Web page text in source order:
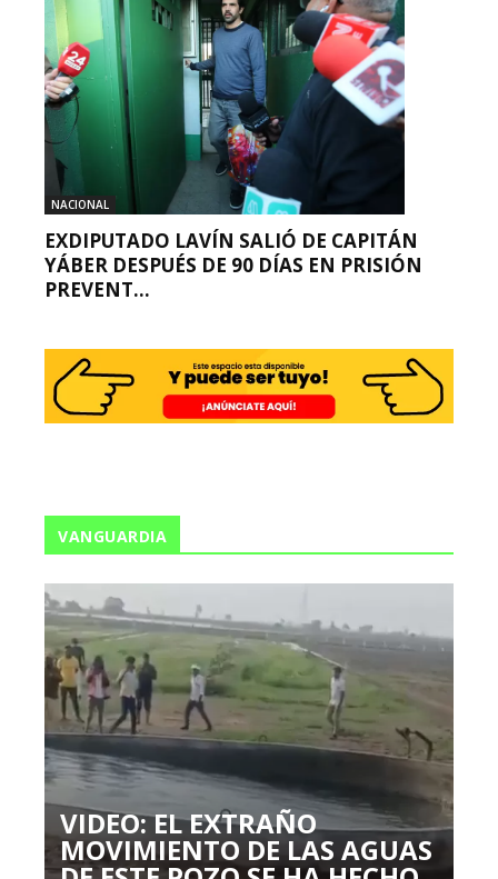
NACIONAL
EXDIPUTADO LAVÍN SALIÓ DE CAPITÁN
YÁBER DESPUÉS DE 90 DÍAS EN PRISIÓN
PREVENT...
VANGUARDIA
VIDEO: EL EXTRAÑO
MOVIMIENTO DE LAS AGUAS